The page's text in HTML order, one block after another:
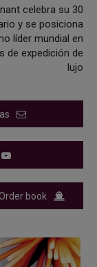
celebra su 30
y se posiciona
líder mundial en
de expedición de
lujo
book